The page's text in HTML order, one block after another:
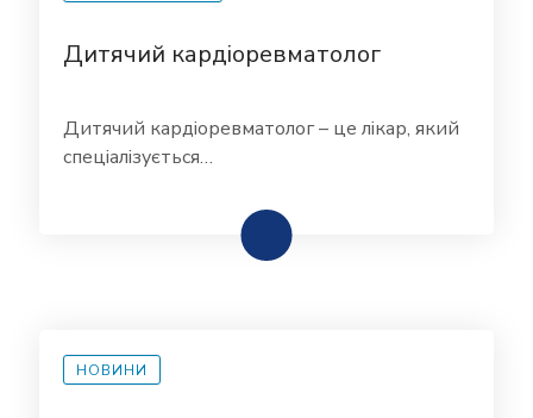
Дитячий кардіоревматолог
Дитячий кардіоревматолог – це лікар, який
спеціалізується…
НОВИНИ